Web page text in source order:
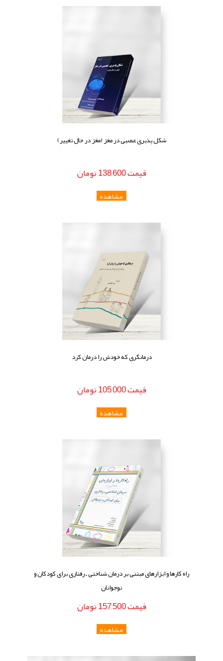
شکل پذیری عصبی در مغز (مغز در حال تغییر)
قيمت138,600تومان
درمانگری که خودش را درمان کرد
قيمت105,000تومان
راه کارها و ابزارهای مبتنی بر درمان شناختی ـ رفتاری برای کودکان و
نوجوانان
قيمت157,500تومان